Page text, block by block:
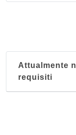
Attualmente
requisiti